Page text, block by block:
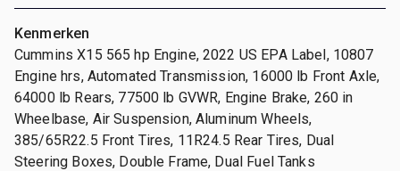
Kenmerken
Cummins X15 565 hp Engine, 2022 US EPA Label, 10807
Engine hrs, Automated Transmission, 16000 lb Front Axle,
64000 lb Rears, 77500 lb GVWR, Engine Brake, 260 in
Wheelbase, Air Suspension, Aluminum Wheels,
385/65R22.5 Front Tires, 11R24.5 Rear Tires, Dual
Steering Boxes, Double Frame, Dual Fuel Tanks